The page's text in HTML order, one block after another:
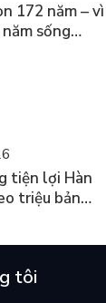
172 năm – vì
sống
tiện lợi Hàn
triệu bản
tôi